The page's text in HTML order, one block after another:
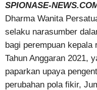
SPIONASE-
Dharma Wanita
selaku narasumber
bagi perempuan kepala
Tahun Anggaran 2021,
paparkan upaya
perubahan pola fikir,